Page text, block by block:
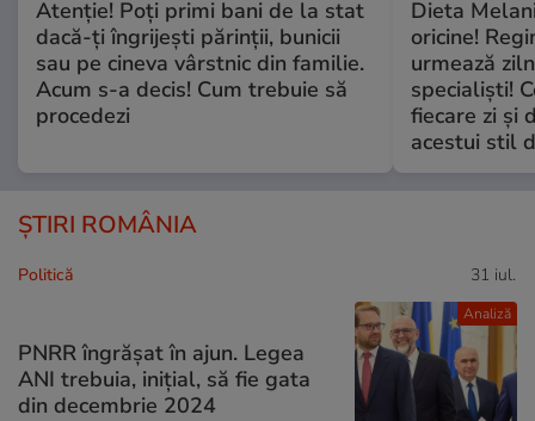
Atenție! Poți primi bani de la stat
dacă-ți îngrijești părinții, bunicii
sau pe cineva vârstnic din familie.
Acum s-a decis! Cum trebuie să
procedezi
Dieta
oricine!
urmează
specialiști!
fiecare zi și
acestui stil
ȘTIRI ROMÂNIA
Analiză
Politică 31 iul.
PNRR îngrășat în ajun. Legea
ANI trebuia, inițial, să fie gata
din decembrie 2024